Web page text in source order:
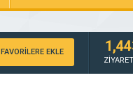
FAVORİLERE EKLE